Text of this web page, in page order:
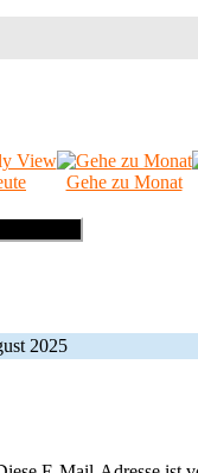
Gehe zu Monat
2025